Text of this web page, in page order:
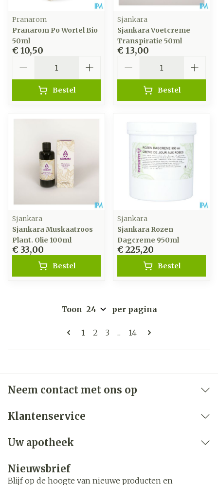
Pranarom
Pranarom Po Wortel Bio
50ml
€ 10,50
Bestel
Sjankara
Sjankara Voetcreme
Transpiratie 50ml
€ 13,00
Bestel
Sjankara
Sjankara Muskaatroos
Plant. Olie 100ml
€ 33,00
Bestel
Sjankara
Sjankara Rozen
Dagcreme 950ml
€ 225,20
Bestel
Pagina's
U lees momenteel pagina
1 Pagina
2 Pagina
3 ... Pagina
14
Toon per pagina
Neem contact met ons op
Klantenservice
Uw apotheek
Nieuwsbrief
Blijf op de hoogte van nieuwe producten en